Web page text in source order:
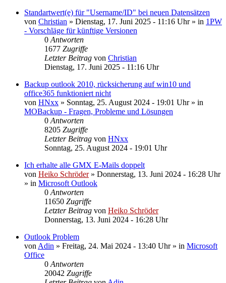
Standartwert(e) für "Username/ID" bei neuen Datensätzen
von Christian » Dienstag, 17. Juni 2025 - 11:16 Uhr» in 1PW
- Vorschläge für künftige Versionen
0 Antworten
1677 Zugriffe
Letzter Beitrag von Christian
Dienstag, 17. Juni 2025 - 11:16 Uhr
Backup outlook 2010, rücksicherung auf win10 und
office365 funktioniert nicht
von HNxx » Sonntag, 25. August 2024 - 19:01 Uhr» in
MOBackup - Fragen, Probleme und Lösungen
0 Antworten
8205 Zugriffe
Letzter Beitrag von HNxx
Sonntag, 25. August 2024 - 19:01 Uhr
Ich erhalte alle GMX E-Mails doppelt
von Heiko Schröder» Donnerstag, 13. Juni 2024 - 16:28 Uhr
» in Microsoft Outlook
0 Antworten
11650 Zugriffe
Letzter Beitrag von Heiko Schröder
Donnerstag, 13. Juni 2024 - 16:28 Uhr
Outlook Problem
von Adin » Freitag, 24. Mai 2024 - 13:40 Uhr» in Microsoft
Office
0 Antworten
20042 Zugriffe